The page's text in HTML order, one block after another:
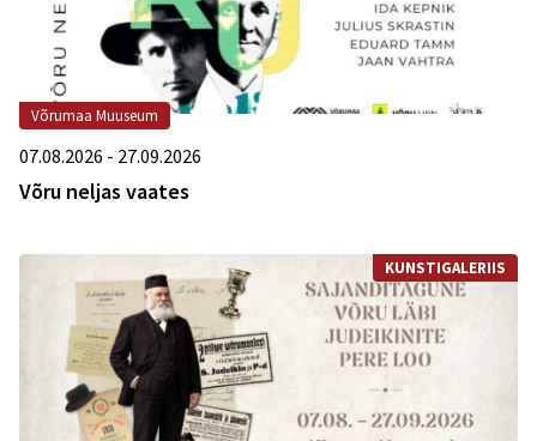
Võrumaa Muuseum
07.08.2026 - 27.09.2026
Võru neljas vaates
KUNSTIGALERIIS